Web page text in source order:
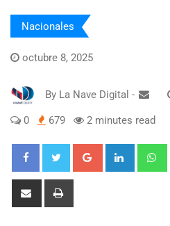
Nacionales
octubre 8, 2025
By La Nave Digital -
0 679 2 minutes read
Google+ LinkedIn
Share